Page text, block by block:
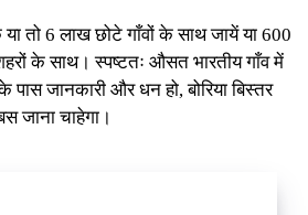
तो 6 लाख छोटे गाँवों के साथ जायें या 600
के साथ। स्पष्टतः औसत भारतीय गाँव में
पास जानकारी और धन हो, बोरिया बिस्तर
जाना चाहेगा।